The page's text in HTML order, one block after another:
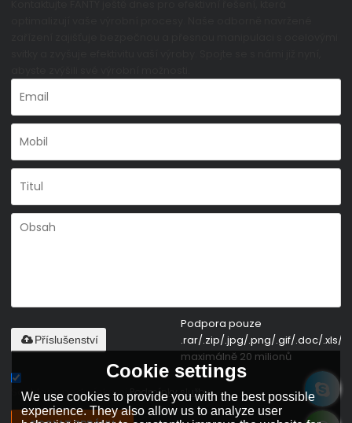
Podpora pouze
.rar/.zip/.jpg/.png/.gif/.doc/.xls/
maximálně 20 milionů
Příslušenství
Souhlas s podmínkami,Podmínky služby
Cookie settings
We use cookies to provide you with the best possible
experience. They also allow us to analyze user